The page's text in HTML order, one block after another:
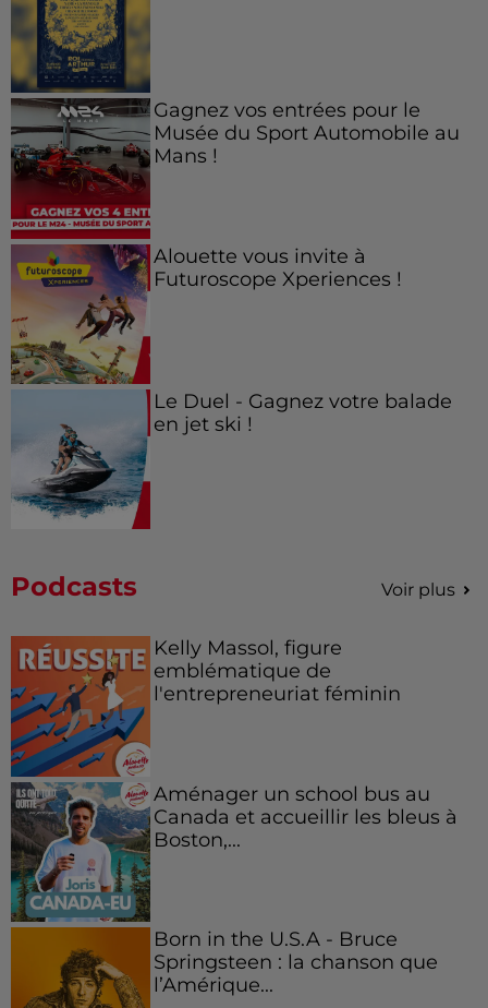
Gagnez vos entrées pour le
Musée du Sport Automobile au
Mans !
Alouette vous invite à
Futuroscope Xperiences !
Le Duel - Gagnez votre balade
en jet ski !
Podcasts Voir plus
Kelly Massol, figure
emblématique de
l'entrepreneuriat féminin
Aménager un school bus au
Canada et accueillir les bleus à
Boston,...
Born in the U.S.A - Bruce
Springsteen : la chanson que
l’Amérique...